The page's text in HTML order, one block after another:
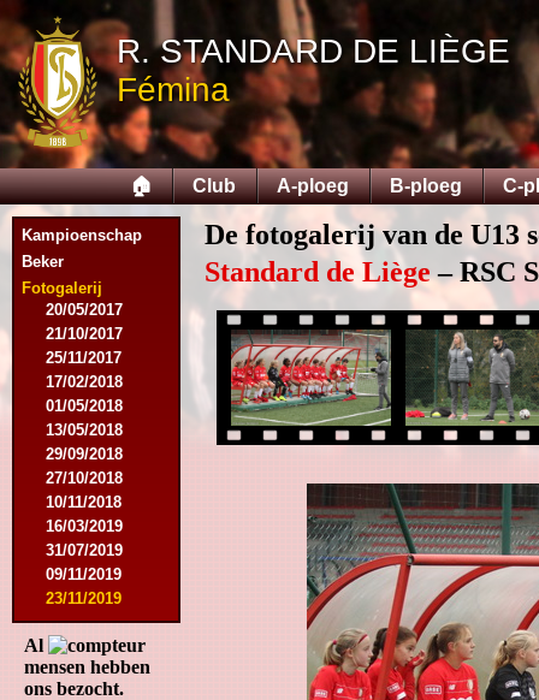
R. STANDARD DE LIÈGE
Fémina
🏠 Club A-ploeg B-ploeg C-
Kampioenschap
Beker
Fotogalerij
12/09/2015
26/09/2015
03/10/2015
28/11/2015
09/03/2016
09/04/2016
13/04/2016
16/05/2016
09/08/2016
08/10/2016
01/03/2017
06/05/2017
20/05/2017
21/10/2017
25/11/2017
17/02/2018
01/05/2018
13/05/2018
29/09/2018
27/10/2018
10/11/2018
16/03/2019
31/07/2019
09/11/2019
23/11/2019
Al
mensen hebben
ons bezocht.
De fotogalerij van de U13
Standard de Liège– RSC